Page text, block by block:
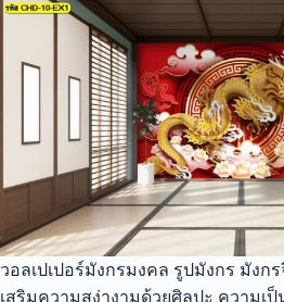
วอลเปเปอร์มังกรมงคล รูปมังกร มังก
เสริมความสง่างามด้วยศิลปะ ความเ